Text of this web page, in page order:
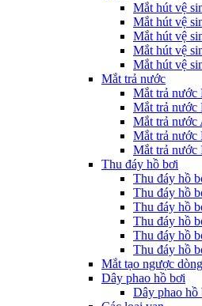
Mắt hút vệ
Mắt hút vệ
Mắt hút vệ
Mắt hút vệ
Mắt hút vệ
Mắt trả nước
Mắt trả nước
Mắt trả nước
Mắt trả nước
Mắt trả nước
Mắt trả nước
Thu đáy hồ bơi
Thu đáy hồ
Thu đáy hồ
Thu đáy hồ
Thu đáy hồ
Thu đáy hồ
Thu đáy hồ
Mắt tạo ngược dòng
Dây phao hồ bơi
Dây phao